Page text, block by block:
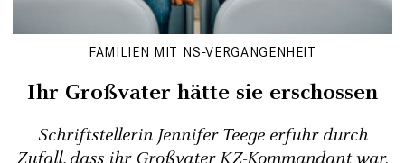
FAMILIEN MIT NS-VERGANGENHEIT
Ihr Großvater hätte sie erschossen
Schriftstellerin Jennifer Teege erfuhr durch